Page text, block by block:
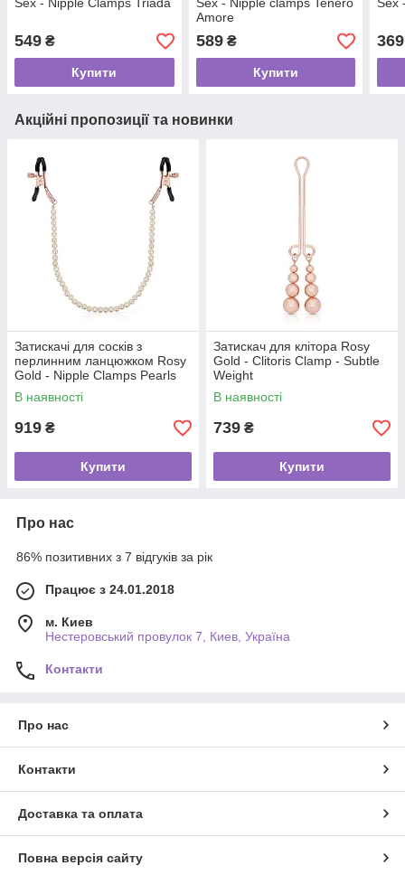
Sex - Nipple Clamps Triada
549 ₴
Купити
Sex - Nipple clamps Tenero
Amore
589₴
Купити
Sex
369
Акційні пропозиції та новинки
Затискачі для сосків з
перлинним ланцюжком Rosy
Gold - Nipple Clamps Pearls
В наявності
919 ₴
Купити
Затискач для клітора Rosy
Gold - Clitoris Clamp - Subtle
Weight
В наявності
739 ₴
Купити
Про нас
86% позитивних з 7 відгуків за рік
Працює з 24.01.2018
м. Киев
Нестеровський провулок 7, Киев, Україна
Контакти
Про нас
Контакти
Доставка та оплата
Повна версія сайту